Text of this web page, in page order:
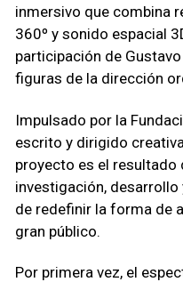
inmersivo que combina
360º y sonido espacial
participación de
figuras de la dirección
Impulsado por la
escrito y dirigido
proyecto es el resultado
investigación,
de redefinir la forma de
gran público.
Por primera vez, el